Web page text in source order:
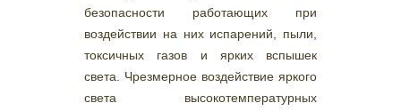
безопасности работающих при
воздействии на них испарений, пыли,
токсичных газов и ярких вспышек
света. Чрезмерное воздействие яркого
света высокотемпературных